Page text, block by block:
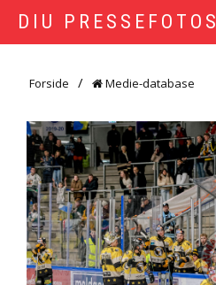
DIU PRESSEFOTOS
Forside Medie-database